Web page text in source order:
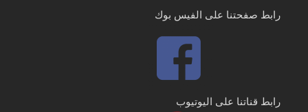
رابط صفحتنا على الفيس بوك
رابط قناتنا على اليوتيوب